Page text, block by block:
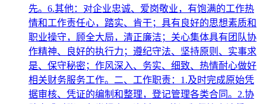
先。6.其他：对企业忠诚、爱岗敬业，有饱满的工作热
情和工作责任心，踏实、肯干；具有良好的思想素质和
职业操守，顾全大局，清正廉洁；关心集体具有团队协
作精神、良好的执行力；遵纪守法、坚持原则、实事求
是、保守秘密；作风深入、务实、细致、热情耐心做好
相关财务服务工作。二、工作职责：1.及时完成原始凭
据审核、凭证的编制和整理，登记管理各类合同。2.协